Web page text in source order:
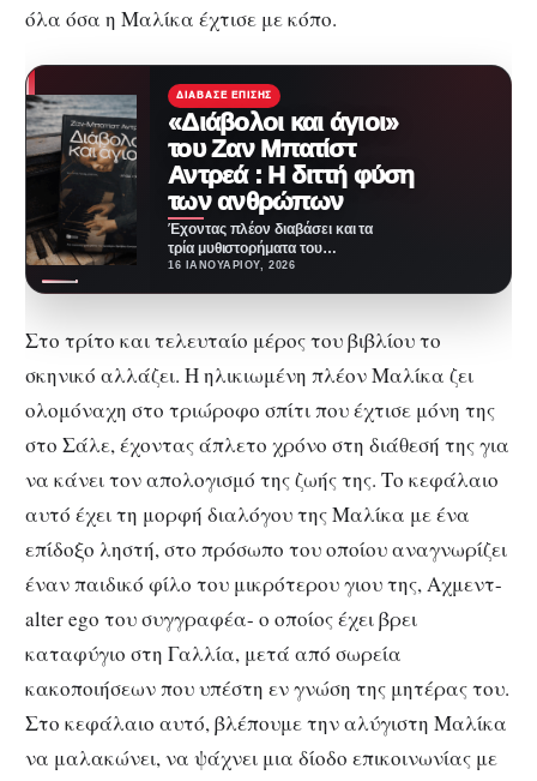
όλα όσα η Μαλίκα έχτισε με κόπο.
ΔΙΆΒΑΣΕ ΕΠΊΣΗΣ
«Διάβολοι και άγιοι»
του Ζαν Μπατίστ
Αντρεά : Η διττή φύση
των ανθρώπων
Έχοντας πλέον διαβάσει και τα
τρία μυθιστορήματα του
βραβευμένου με Goncourt 2023
16 ΙΑΝΟΥΑΡΊΟΥ, 2026
Στο τρίτο και τελευταίο μέρος του βιβλίου το
σκηνικό αλλάζει. Η ηλικιωμένη πλέον Μαλίκα ζει
ολομόναχη στο τριώροφο σπίτι που έχτισε μόνη της
στο Σάλε, έχοντας άπλετο χρόνο στη διάθεσή της για
να κάνει τον απολογισμό της ζωής της. Το κεφάλαιο
αυτό έχει τη μορφή διαλόγου της Μαλίκα με ένα
επίδοξο ληστή, στο πρόσωπο του οποίου αναγνωρίζει
έναν παιδικό φίλο του μικρότερου γιου της, Αχμεντ-
alter ego του συγγραφέα- ο οποίος έχει βρει
καταφύγιο στη Γαλλία, μετά από σωρεία
κακοποιήσεων που υπέστη εν γνώση της μητέρας του.
Στο κεφάλαιο αυτό, βλέπουμε την αλύγιστη Μαλίκα
να μαλακώνει, να ψάχνει μια δίοδο επικοινωνίας με